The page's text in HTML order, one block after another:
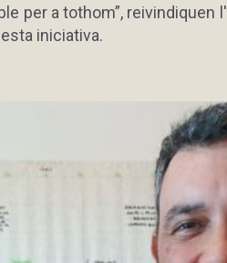
per a tothom”, reivindiquen l'
iniciativa.